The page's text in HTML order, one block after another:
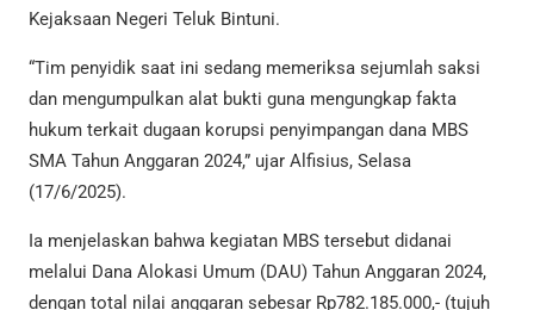
Kejaksaan Negeri Teluk Bintuni.
“Tim penyidik saat ini sedang memeriksa sejumlah saksi
dan mengumpulkan alat bukti guna mengungkap fakta
hukum terkait dugaan korupsi penyimpangan dana MBS
SMA Tahun Anggaran 2024,” ujar Alfisius, Selasa
(17/6/2025).
Ia menjelaskan bahwa kegiatan MBS tersebut didanai
melalui Dana Alokasi Umum (DAU) Tahun Anggaran 2024,
dengan total nilai anggaran sebesar Rp782.185.000,- (tujuh